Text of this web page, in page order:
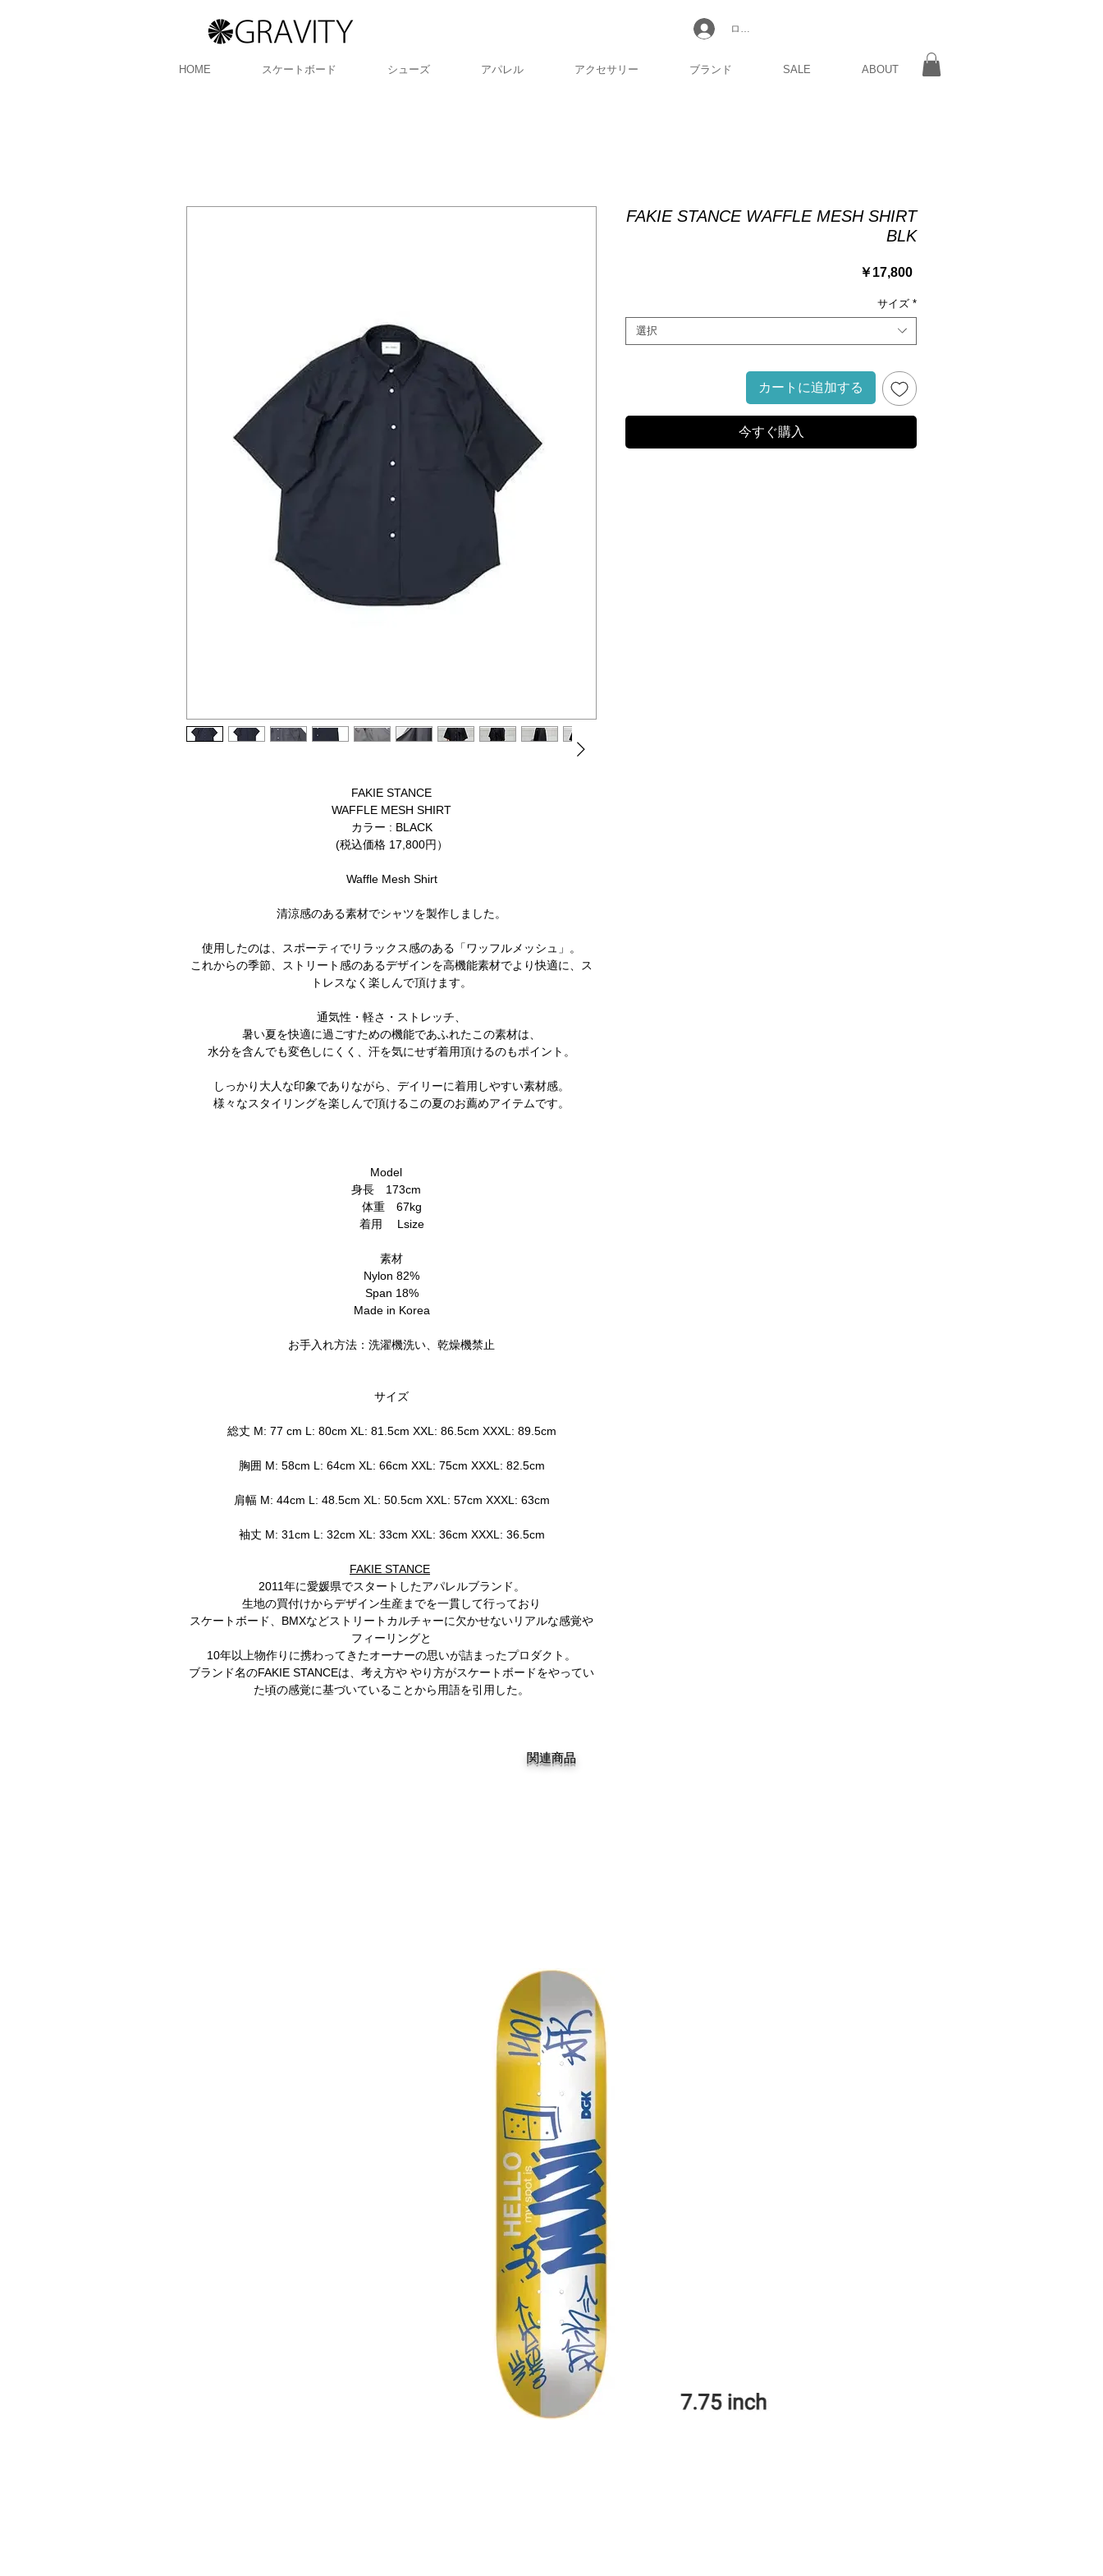
HOME スケートボード シューズ アパレル アクセサリー ブランド SALE ABOUT
ログイン
FAKIE STANCE
WAFFLE MESH SHIRT
カラー : BLACK
(税込価格 17,800円）
Waffle Mesh Shirt
清涼感のある素材でシャツを製作しました。
使用したのは、スポーティでリラックス感のある「ワッフルメッシュ」。
これからの季節、ストリート感のあるデザインを高機能素材でより快適に、ス
トレスなく楽しんで頂けます。
通気性・軽さ・ストレッチ、
暑い夏を快適に過ごすための機能であふれたこの素材は、
水分を含んでも変色しにくく、汗を気にせず着用頂けるのもポイント。
しっかり大人な印象でありながら、デイリーに着用しやすい素材感。
様々なスタイリングを楽しんで頂けるこの夏のお薦めアイテムです。
Model
身長 173cm
体重 67kg
着用 Lsize
素材
Nylon 82%
Span 18%
Made in Korea
お手入れ方法：洗濯機洗い、乾燥機禁止
サイズ
総丈 M: 77 cm L: 80cm XL: 81.5cm XXL: 86.5cm XXXL: 89.5cm
胸囲 M: 58cm L: 64cm XL: 66cm XXL: 75cm XXXL: 82.5cm
肩幅 M: 44cm L: 48.5cm XL: 50.5cm XXL: 57cm XXXL: 63cm
袖丈 M: 31cm L: 32cm XL: 33cm XXL: 36cm XXXL: 36.5cm
FAKIE STANCE
2011年に愛媛県でスタートしたアパレルブランド。
生地の買付けからデザイン生産までを一貫して行っており
スケートボード、BMXなどストリートカルチャーに欠かせないリアルな感覚や
フィーリングと
10年以上物作りに携わってきたオーナーの思いが詰まったプロダクト。
ブランド名のFAKIE STANCEは、考え方や やり方がスケートボードをやってい
た頃の感覚に基づいていることから用語を引用した。
FAKIE STANCE WAFFLE MESH SHIRT
BLK
￥17,800価
サイズ *
選択
カートに追加する
今すぐ購入
関連商品